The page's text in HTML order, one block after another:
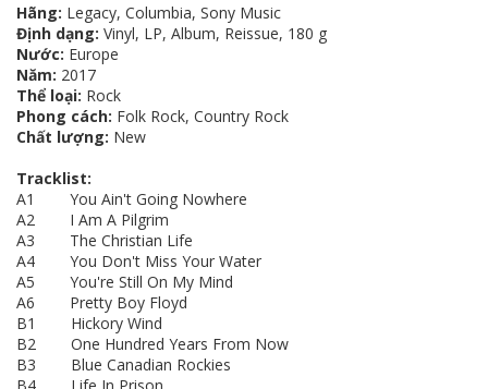
Hãng: Legacy, Columbia, Sony Music
Định dạng: Vinyl, LP, Album, Reissue, 180 g
Nước: Europe
Năm: 2017
Thể loại: Rock
Phong cách: Folk Rock, Country Rock
Chất lượng: New
Tracklist:
A1 You Ain't Going Nowhere
A2 I Am A Pilgrim
A3 The Christian Life
A4 You Don't Miss Your Water
A5 You're Still On My Mind
A6 Pretty Boy Floyd
B1 Hickory Wind
B2 One Hundred Years From Now
B3 Blue Canadian Rockies
B4 Life In Prison